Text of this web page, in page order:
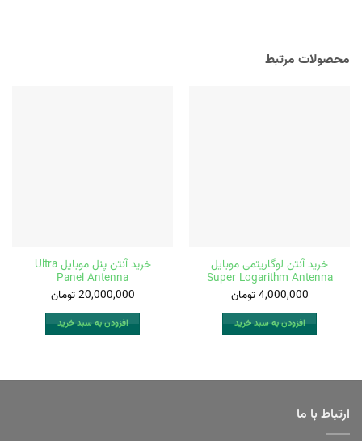
محصولات مرتبط
خرید آنتن لوگاریتمی موبایل
Super Logarithm Antenna
4,000,000 تومان
افزودن به سبد خرید
خرید آنتن پنل موبایل Ultra
Panel Antenna
20,000,000 تومان
افزودن به سبد خرید
ارتباط با ما